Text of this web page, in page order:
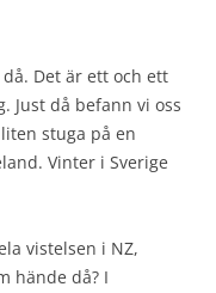
Det är ett och ett
Just då befann vi oss
stuga på en
Vinter i Sverige
vistelsen i NZ,
hände då? I